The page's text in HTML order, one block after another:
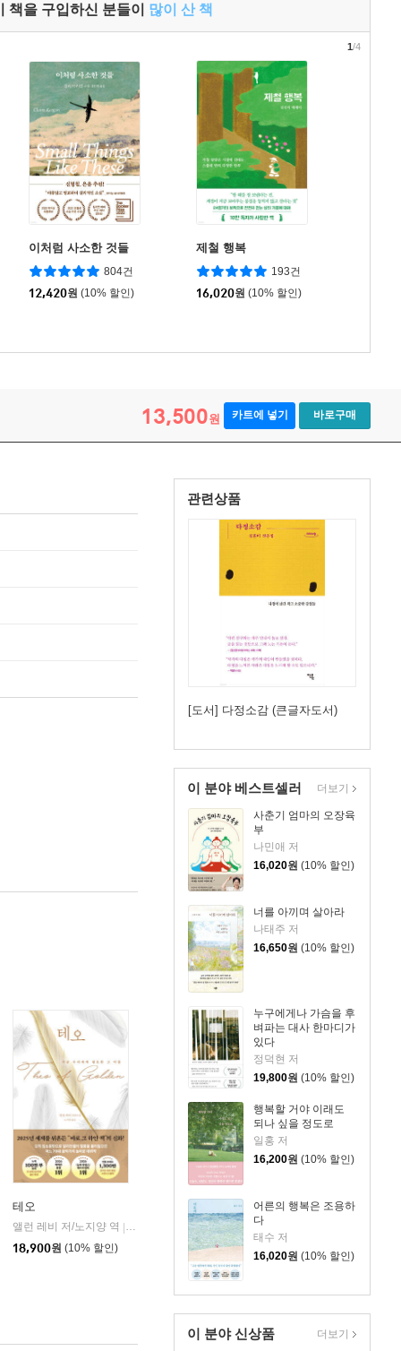
책을 구입하신 분들이 많이 산 책
이처럼 사소한 것들
804건
12,420원 (10% 할인)
제철 행복
193건
16,020원 (10% 할인)
1/4
13,500원 카트에 넣기 바로구매
관련상품
[도서] 다정소감 (큰글자도서)
이 분야 베스트셀러
사춘기 엄마의 오장육
부
나민애 저
16,020원 (10% 할인)
너를 아끼며 살아라
나태주 저
16,650원 (10% 할인)
누구에게나 가슴을 후
벼파는 대사 한마디가
있다
정덕현 저
19,800원 (10% 할인)
행복할 거야 이래도
되나 싶을 정도로
일홍 저
16,200원 (10% 할인)
어른의 행복은 조용하
다
태수 저
16,020원 (10% 할인)
더보기
이 분야 신상품 더보기
테오
앨런 레비 저/노지양 역
오팬하우스
18,900원 (10% 할인)